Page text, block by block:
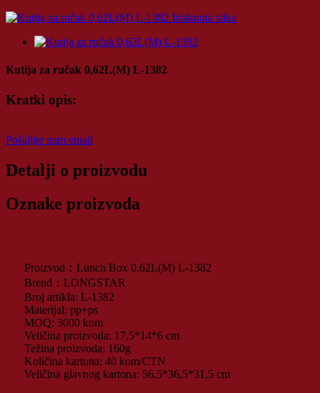
Kutija za ručak 0,62L(M) L-1382
Kratki opis:
Pošaljite nam email
Detalji o proizvodu
Oznake proizvoda
Proizvod：Lunch Box 0.62L(M) L-1382
Brend：LONGSTAR
Broj artikla: L-1382
Materijal: pp+ps
MOQ: 3000 kom
Veličina proizvoda: 17,5*14*6 cm
Težina proizvoda: 160g
Količina kartona: 40 kom/CTN
Veličina glavnog kartona: 56,5*36,5*31,5 cm